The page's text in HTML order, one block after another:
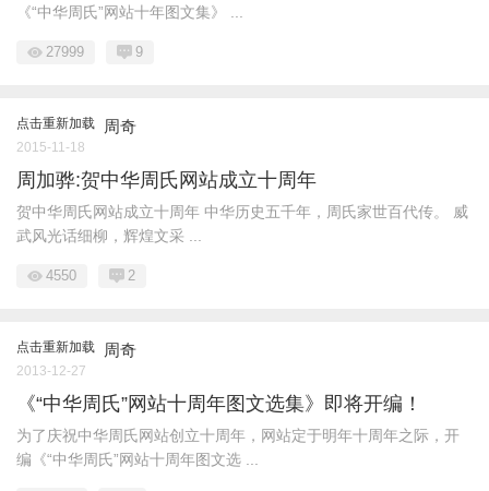
《“中华周氏”网站十年图文集》 ...
27999 9
点击重新加载 周奇
2015-11-18
周加骅:贺中华周氏网站成立十周年
贺中华周氏网站成立十周年 中华历史五千年，周氏家世百代传。 威
武风光话细柳，辉煌文采 ...
4550 2
点击重新加载 周奇
2013-12-27
《“中华周氏”网站十周年图文选集》即将开编！
为了庆祝中华周氏网站创立十周年，网站定于明年十周年之际，开
编《“中华周氏”网站十周年图文选 ...